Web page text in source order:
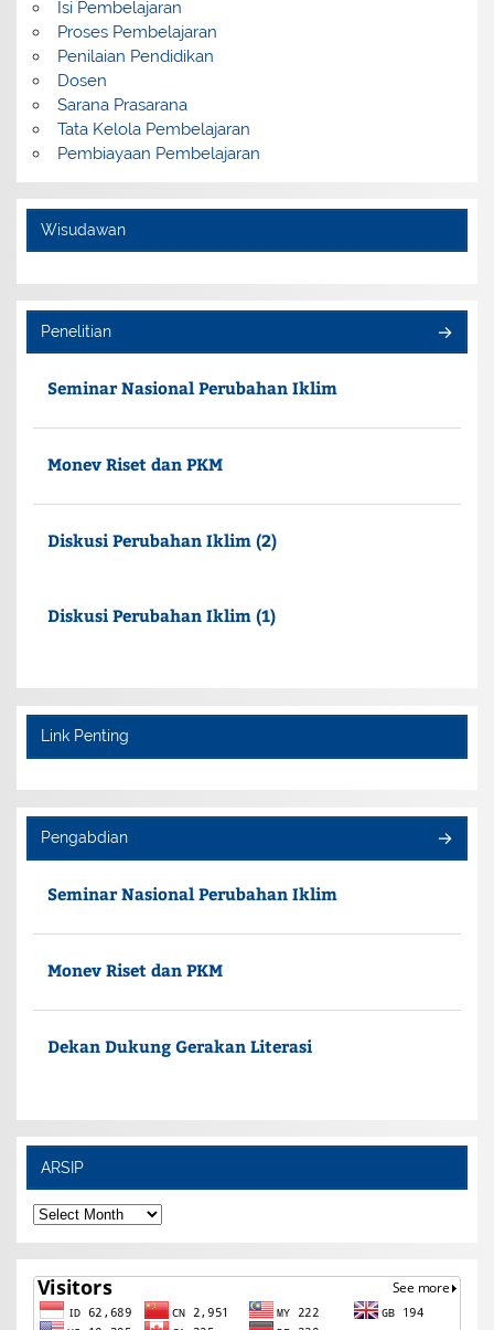
Isi Pembelajaran
Proses Pembelajaran
Penilaian Pendidikan
Dosen
Sarana Prasarana
Tata Kelola Pembelajaran
Pembiayaan Pembelajaran
Wisudawan
Penelitian
Seminar Nasional Perubahan Iklim
Monev Riset dan PKM
Diskusi Perubahan Iklim (2)
Diskusi Perubahan Iklim (1)
Link Penting
Pengabdian
Seminar Nasional Perubahan Iklim
Monev Riset dan PKM
Dekan Dukung Gerakan Literasi
ARSIP
ARSIP